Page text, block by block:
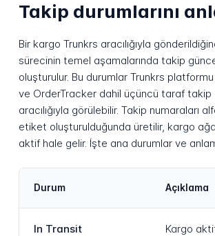
Takip durumlarını
Bir kargo Trunkrs aracılığıyla
sürecinin temel aşamalarında takip
oluşturulur. Bu durumlar Trunkrs
ve OrderTracker dahil üçüncü taraf takip
aracılığıyla görülebilir. Takip numaraları
etiket oluşturulduğunda üretilir, kargo ağa
aktif hale gelir. İşte ana durumlar ve
Durum Açıklama
In Transit Kargo